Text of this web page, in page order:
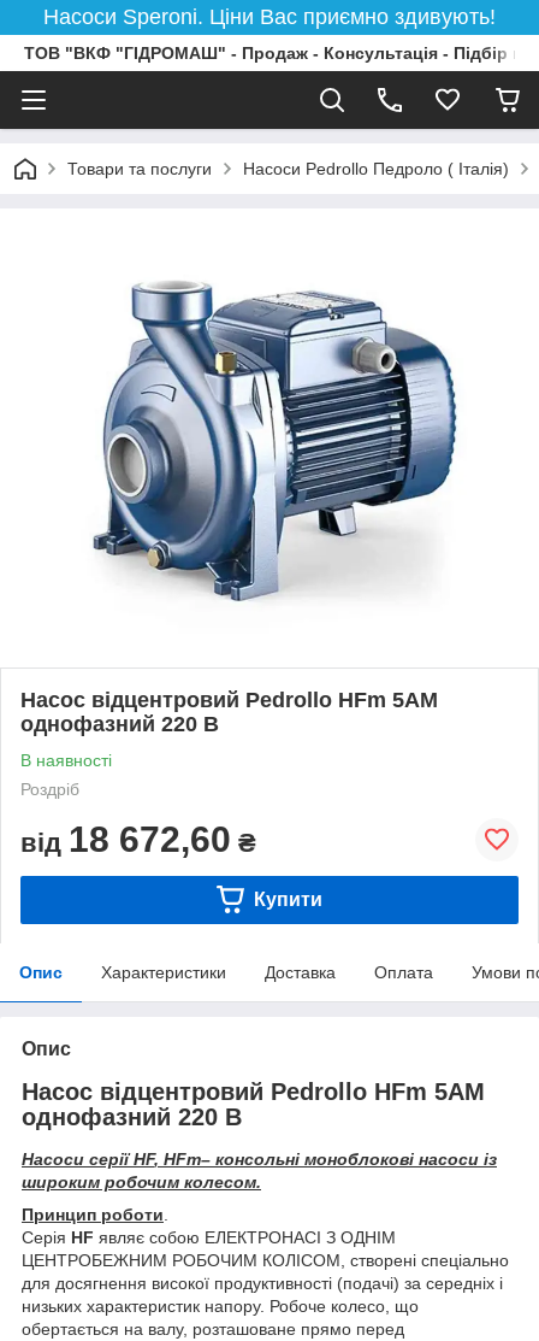
Насоси Speroni. Ціни Вас приємно здивують!
ТОВ "ВКФ "ГІДРОМАШ" - Продаж - Консультація - Підбір
Товари та послуги Насоси Pedrollo Педроло ( Італія)
Насос відцентровий Pedrollo HFm 5АМ
однофазний 220 В
В наявності
Роздріб
від 18 672,60 ₴
Купити
Опис Характеристики Доставка Оплата Умови
Опис
Насос відцентровий Pedrollo HFm 5АМ
однофазний 220 В
Насоси серіїHF, HFm– консольні моноблокові насоси із
широким робочим колесом.
Принцип роботи.
Серія HF являє собою ЕЛЕКТРОНАСІ З ОДНІМ
ЦЕНТРОБЕЖНИМ РОБОЧИМ КОЛІСОМ, створені спеціально
для досягнення високої продуктивності (подачі) за середніх і
низьких характеристик напору. Робоче колесо, що
обертається на валу, розташоване прямо перед